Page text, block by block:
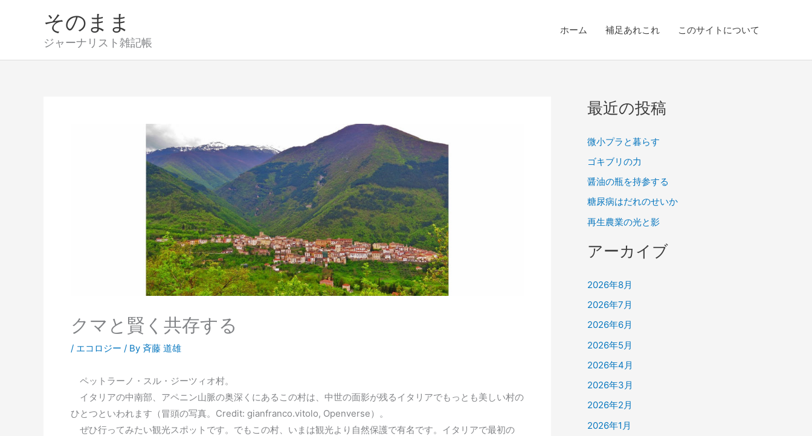
そのまま
ジャーナリスト雑記帳
ホーム 補足あれこれ このサイトについて
クマと賢く共存する
/ エコロジー / By 斉藤 道雄
ペットラーノ・スル・ジーツィオ村。
イタリアの中南部、アペニン山脈の奥深くにあるこの村は、中世の面影が残るイタリアでもっとも美しい村の
ひとつといわれます（冒頭の写真。Credit: gianfranco.vitolo, Openverse）。
ぜひ行ってみたい観光スポットです。でもこの村、いまは観光より自然保護で有名です。イタリアで最初の
最近の投稿
微小プラと暮らす
ゴキブリの力
醤油の瓶を持参する
糖尿病はだれのせいか
再生農業の光と影
アーカイブ
2026年8月
2026年7月
2026年6月
2026年5月
2026年4月
2026年3月
2026年2月
2026年1月